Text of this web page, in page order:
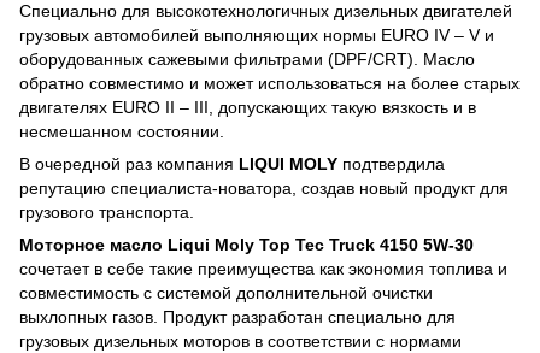
Специально для высокотехнологичных дизельных двигателей
грузовых автомобилей выполняющих нормы EURO IV – V и
оборудованных сажевыми фильтрами (DPF/CRT). Масло
обратно совместимо и может использоваться на более старых
двигателях EURO II – III, допускающих такую вязкость и в
несмешанном состоянии.
В очередной раз компания LIQUI MOLY подтвердила
репутацию специалиста-новатора, создав новый продукт для
грузового транспорта.
Моторное масло Liqui Moly Top Tec Truck 4150 5W-30
сочетает в себе такие преимущества как экономия топлива и
совместимость с системой дополнительной очистки
выхлопных газов. Продукт разработан специально для
грузовых дизельных моторов в соответствии с нормами